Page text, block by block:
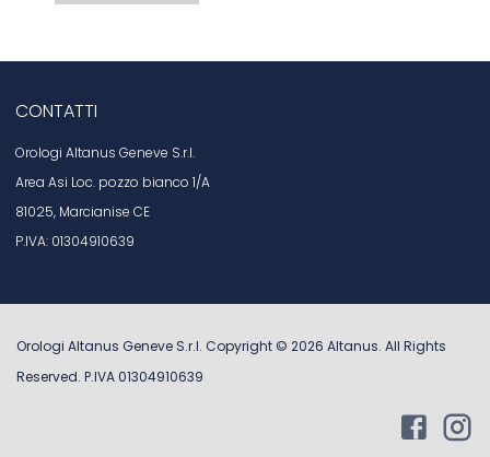
CONTATTI
Orologi Altanus Geneve S.r.l.
Area Asi Loc. pozzo bianco 1/A
81025, Marcianise CE
P.IVA: 01304910639
Orologi Altanus Geneve S.r.l. Copyright © 2026 Altanus. All Rights
Reserved. P.IVA 01304910639